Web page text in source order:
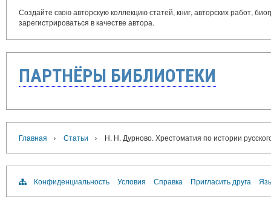
Создайте свою авторскую коллекцию статей, книг, авторских работ,
зарегистрироваться в качестве автора.
ПАРТНЁРЫ БИБЛИОТЕКИ
Главная › Статьи › Н. Н. Дурново. Хрестоматия по истории
Конфиденциальность Условия Справка Пригласить друга